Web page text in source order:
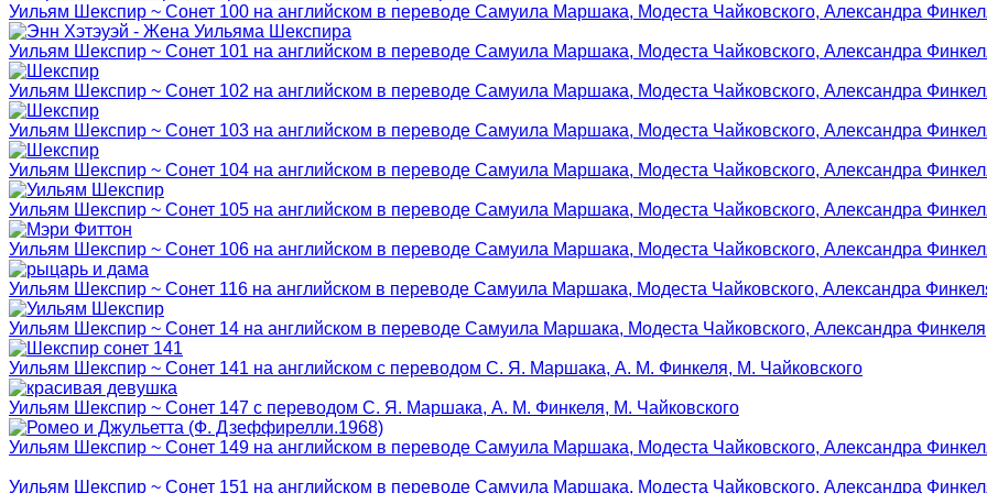
Уильям Шекспир ~ Сонет 100 на английском в переводе Cамуила Маршака, Модеста Чайковского, Александра
Уильям Шекспир ~ Сонет 101 на английском в переводе Cамуила Маршака, Модеста Чайковского, Александра
Уильям Шекспир ~ Сонет 102 на английском в переводе Cамуила Маршака, Модеста Чайковского, Александра
Уильям Шекспир ~ Сонет 103 на английском в переводе Cамуила Маршака, Модеста Чайковского, Александра
Уильям Шекспир ~ Сонет 104 на английском в переводе Cамуила Маршака, Модеста Чайковского, Александра
Уильям Шекспир ~ Сонет 105 на английском в переводе Cамуила Маршака, Модеста Чайковского, Александра
Уильям Шекспир ~ Сонет 106 на английском в переводе Cамуила Маршака, Модеста Чайковского, Александра
Уильям Шекспир ~ Сонет 116 на английском в переводе Самуила Маршака, Модеста Чайковского, Александра
Уильям Шекспир ~ Сонет 14 на английском в переводе Самуила Маршака, Модеста Чайковского, Александра Финкеля
Уильям Шекспир ~ Сонет 141 на английском с переводом С. Я. Маршака, А. М. Финкеля, М. Чайковского
Уильям Шекспир ~ Сонет 147 с переводом С. Я. Маршака, А. М. Финкеля, М. Чайковского
Уильям Шекспир ~ Сонет 149 на английском в переводе Cамуила Маршака, Модеста Чайковского, Александра
Уильям Шекспир ~ Сонет 151 на английском в переводе Cамуила Маршака, Модеста Чайковского, Александра